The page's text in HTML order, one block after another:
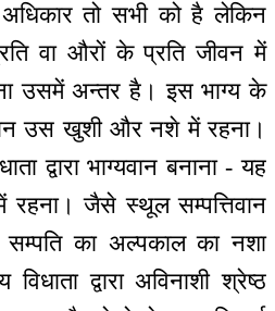
तो सभी को है लेकिन
वा औरों के प्रति जीवन में
उसमें अन्तर है। इस भाग्य के
उस खुशी और नशे में रहना।
द्वारा भाग्यवान बनाना - यह
जैसे स्थूल सम्पत्तिवान
का अल्पकाल का नशा
द्वारा अविनाशी श्रेष्ठ